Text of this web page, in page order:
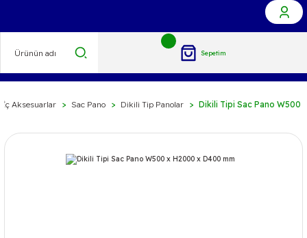
Sepetim
İç Aksesuarlar Sac Pano Dikili Tip Panolar Dikili Tipi Sac Pano W500